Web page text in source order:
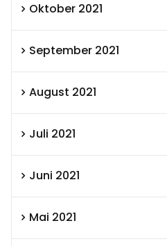
Oktober 2021
September 2021
August 2021
Juli 2021
Juni 2021
Mai 2021